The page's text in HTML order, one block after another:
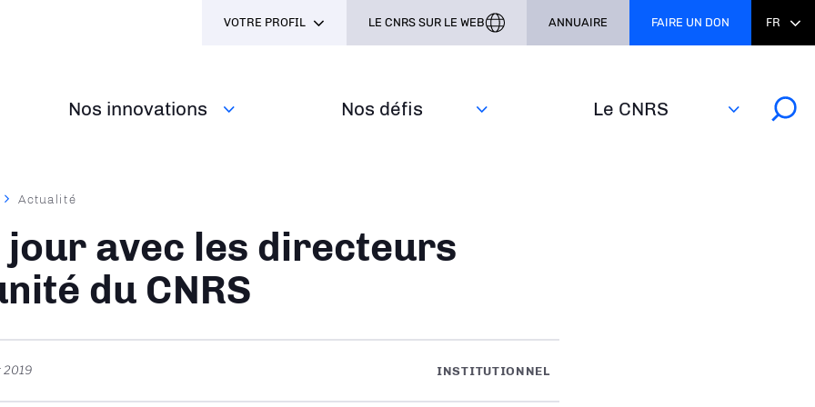
Nos innovations Nos défis‎ Le CNRS
VOTRE PROFIL LE CNRS SUR LE WEB ANNUAIRE FAIRE UN DON FR
Actualité
jour avec les directeurs
du CNRS
2019 INSTITUTIONNEL